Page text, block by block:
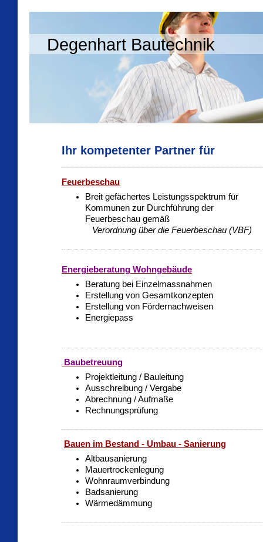
Degenhart Bautechnik
Ihr kompetenter Partner für
Feuerbeschau
Breit gefächertes Leistungsspektrum für
Kommunen zur Durchführung der
Feuerbeschau gemäß
Verordnung über die Feuerbeschau (VBF)
Energieberatung Wohngebäude
Beratung bei Einzelmassnahmen
Erstellung von Gesamtkonzepten
Erstellung von Fördernachweisen
Energiepass
Baubetreuung
Projektleitung / Bauleitung
Ausschreibung / Vergabe
Abrechnung / Aufmaße
Rechnungsprüfung
Bauen im Bestand - Umbau - Sanierung
Altbausanierung
Mauertrockenlegung
Wohnraumverbindung
Badsanierung
Wärmedämmung